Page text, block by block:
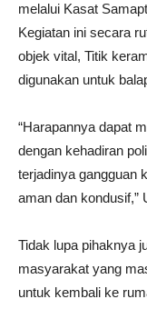
melalui Kasat
Kegiatan ini secara
objek vital, Titik
digunakan untuk
“Harapannya dapat
dengan kehadiran
terjadinya gangguan
aman dan kondusif,”
Tidak lupa pihaknya
masyarakat yang
untuk kembali ke